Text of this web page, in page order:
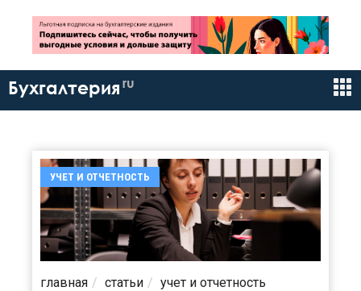
Бухгалтерия ru
УЧЕТ И ОТЧЕТНОСТЬ
главная статьи учет и отчетность